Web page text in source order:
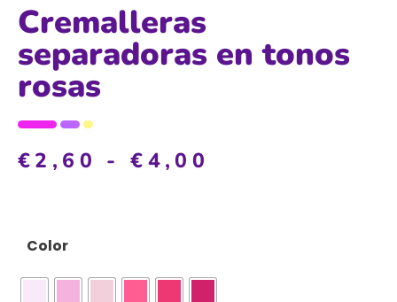
Cremalleras
separadoras en tonos
rosas
€2,60 - €4,00
Color